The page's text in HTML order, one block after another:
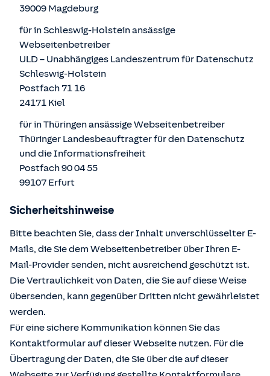
39009 Magdeburg
für in Schleswig-Holstein ansässige
Webseitenbetreiber
ULD – Unabhängiges Landeszentrum für Datenschutz
Schleswig-Holstein
Postfach 71 16
24171 Kiel
für in Thüringen ansässige Webseitenbetreiber
Thüringer Landesbeauftragter für den Datenschutz
und die Informationsfreiheit
Postfach 90 04 55
99107 Erfurt
Sicherheitshinweise
Bitte beachten Sie, dass der Inhalt unverschlüsselter E-
Mails, die Sie dem Webseitenbetreiber über Ihren E-
Mail-Provider senden, nicht ausreichend geschützt ist.
Die Vertraulichkeit von Daten, die Sie auf diese Weise
übersenden, kann gegenüber Dritten nicht gewährleistet
werden.
Für eine sichere Kommunikation können Sie das
Kontaktformular auf dieser Webseite nutzen. Für die
Übertragung der Daten, die Sie über die auf dieser